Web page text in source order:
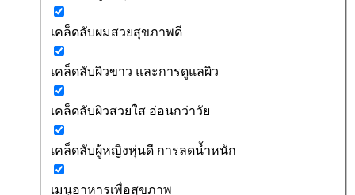
เคล็ดลับผมสวยสุขภาพดี
เคล็ดลับผิวขาว และการดูแลผิว
เคล็ดลับผิวสวยใส อ่อนกว่าวัย
เคล็ดลับผู้หญิงหุ่นดี การลดน้ำหนัก
เมนูอาหารเพื่อสุขภาพ